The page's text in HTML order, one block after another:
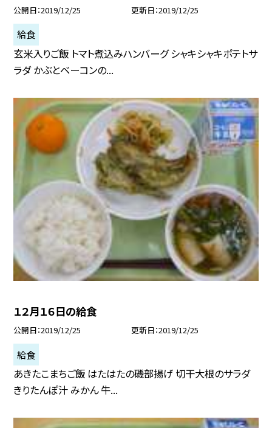
公開日 2019/12/25 更新日 2019/12/25
給食
玄米入りご飯 トマト煮込みハンバーグ シャキシャキポテトサ
ラダ かぶとベーコンの...
１２月１６日の給食
公開日 2019/12/25 更新日 2019/12/25
給食
あきたこまちご飯 はたはたの磯部揚げ 切干大根のサラダ
きりたんぽ汁 みかん 牛...